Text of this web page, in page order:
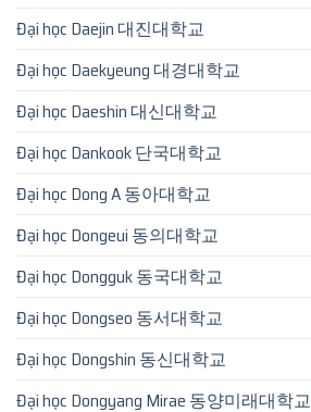
Đại học Daejin 대진대학교
Đại học Daekyeung 대경대학교
Đại học Daeshin 대신대학교
Đại học Dankook 단국대학교
Đại học Dong A 동아대학교
Đại học Dongeui 동의대학교
Đại học Dongguk 동국대학교
Đại học Dongseo 동서대학교
Đại học Dongshin 동신대학교
Đại học Dongyang Mirae 동양미래대학교